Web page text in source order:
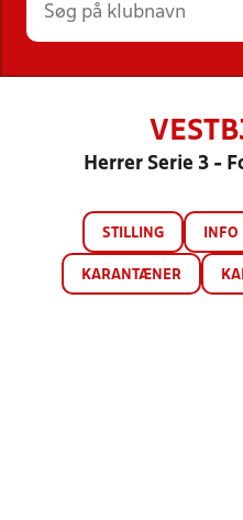
Herrer Serie 3 -
STILLING INFO
KARANTÆNER